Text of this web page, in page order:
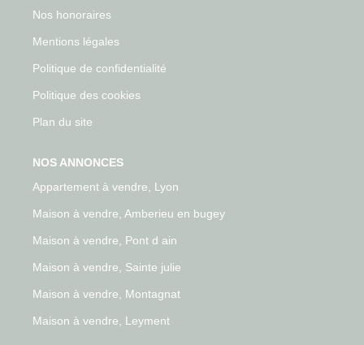
Nos honoraires
Mentions légales
Politique de confidentialité
Politique des cookies
Plan du site
NOS ANNONCES
Appartement à vendre, Lyon
Maison à vendre, Amberieu en bugey
Maison à vendre, Pont d ain
Maison à vendre, Sainte julie
Maison à vendre, Montagnat
Maison à vendre, Leyment